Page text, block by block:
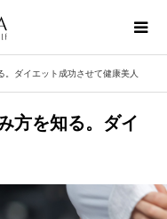
。ダイエット成功させて健康美人
方を知る。ダイ